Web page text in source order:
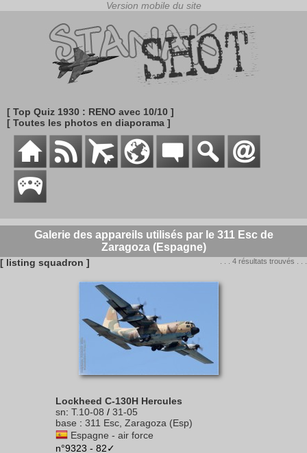
[ Top Quiz 1930 : RENO avec 10/10 ]
[ Toutes les photos en diaporama ]
Galerie des appareils utilisés par le 311 Esc de
Zaragoza (Espagne)
[ listing squadron ] . . . 4 résultats trouvés . . .
Lockheed C-130H Hercules
sn: T.10-08 / 31-05
base : 311 Esc, Zaragoza (Esp)
Espagne - air force
n°9323 - 82✓